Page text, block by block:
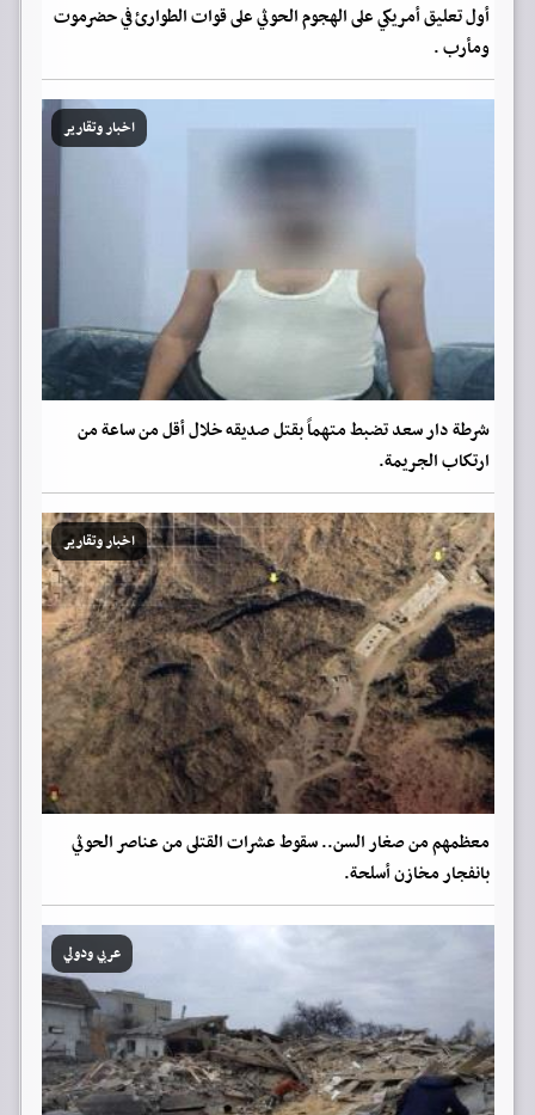
أول تعليق أمريكي على الهجوم الحوثي على قوات الطوارئ في حضرموت
ومأرب .
اخبار وتقارير
شرطة دار سعد تضبط متهماً بقتل صديقه خلال أقل من ساعة من
ارتكاب الجريمة.
اخبار وتقارير
معظمهم من صغار السن.. سقوط عشرات القتلى من عناصر الحوثي
بانفجار مخازن أسلحة.
عربي ودولي